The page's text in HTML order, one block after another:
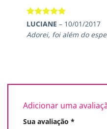
Avaliação
5
de 5
LUCIANE– 10/01/2017
Adorei, foi além do
Adicionar uma
Sua avaliação *